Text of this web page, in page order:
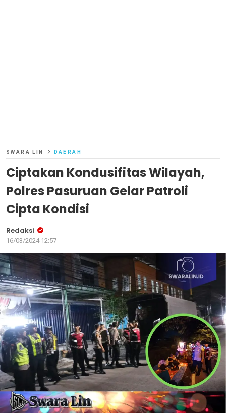
SWARA LIN DAERAH
Ciptakan Kondusifitas Wilayah,
Polres Pasuruan Gelar Patroli
Cipta Kondisi
Redaksi
16/03/2024 12:57